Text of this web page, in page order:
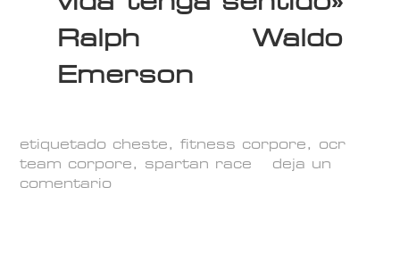
Ralph Waldo
Emerson
etiquetado cheste,fitness corpore, ocr
team corpore, spartan race
deja un
comentario